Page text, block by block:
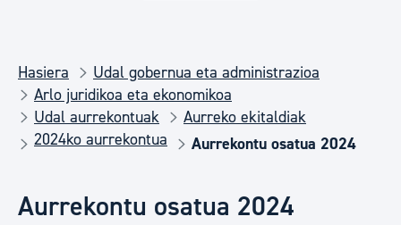
Hasiera
Udal gobernua eta administrazioa
Arlo juridikoa eta ekonomikoa
Udal aurrekontuak
Aurreko ekitaldiak
2024ko aurrekontua
Aurrekontu osatua 2024
Aurrekontu osatua 2024